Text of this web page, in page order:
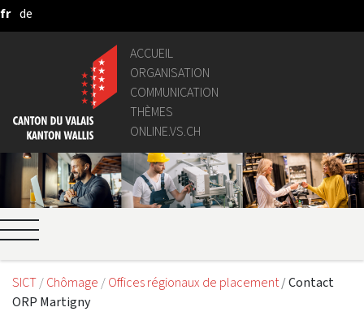
Saut au contenu principal
fr de
ACCUEIL
ORGANISATION
COMMUNICATION
THÈMES
ONLINE.VS.CH
SICT Chômage Offices régionaux de placement Contact
ORP Martigny